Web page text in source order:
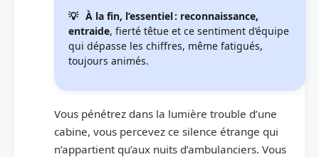
À la fin, l’essentiel : reconnaissance,
entraide, fierté têtue et ce sentiment d’équipe
qui dépasse les chiffres, même fatigués,
toujours animés.
Vous pénétrez dans la lumière trouble d’une
cabine, vous percevez ce silence étrange qui
n’appartient qu’aux nuits d’ambulanciers. Vous